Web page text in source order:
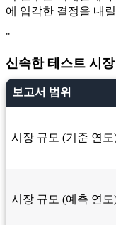
에 입각한 결정을 내
"
신속한 테스트 시
보고서 범위
시장 규모 (기준 연도
시장 규모 (예측 연도